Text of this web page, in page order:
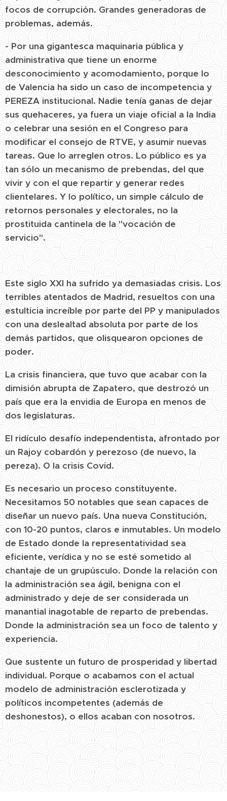
focos de corrupción. Grandes generadoras de
problemas, además.
- Por una gigantesca maquinaria pública y
administrativa que tiene un enorme
desconocimiento y acomodamiento, porque lo
de Valencia ha sido un caso de incompetencia y
PEREZA institucional. Nadie tenía ganas de dejar
sus quehaceres, ya fuera un viaje oficial a la India
o celebrar una sesión en el Congreso para
modificar el consejo de RTVE, y asumir nuevas
tareas. Que lo arreglen otros. Lo público es ya
tan sólo un mecanismo de prebendas, del que
vivir y con el que repartir y generar redes
clientelares. Y lo político, un simple cálculo de
retornos personales y electorales, no la
prostituida cantinela de la "vocación de
servicio".
Este siglo XXI ha sufrido ya demasiadas crisis. Los
terribles atentados de Madrid, resueltos con una
estulticia increíble por parte del PP y manipulados
con una deslealtad absoluta por parte de los
demás partidos, que olisquearon opciones de
poder.
La crisis financiera, que tuvo que acabar con la
dimisión abrupta de Zapatero, que destrozó un
país que era la envidia de Europa en menos de
dos legislaturas.
El ridículo desafío independentista, afrontado por
un Rajoy cobardón y perezoso (de nuevo, la
pereza). O la crisis Covid.
Es necesario un proceso constituyente.
Necesitamos 50 notables que sean capaces de
diseñar un nuevo país. Una nueva Constitución,
con 10-20 puntos, claros e inmutables. Un modelo
de Estado donde la representatividad sea
eficiente, verídica y no se esté sometido al
chantaje de un grupúsculo. Donde la relación con
la administración sea ágil, benigna con el
administrado y deje de ser considerada un
manantial inagotable de reparto de prebendas.
Donde la administración sea un foco de talento y
experiencia.
Que sustente un futuro de prosperidad y libertad
individual. Porque o acabamos con el actual
modelo de administración esclerotizada y
políticos incompetentes (además de
deshonestos), o ellos acaban con nosotros.